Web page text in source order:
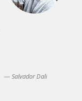
Salvador Dali